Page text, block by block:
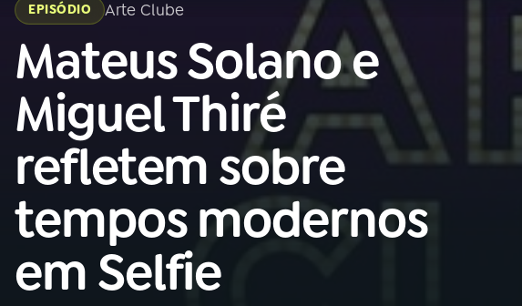
Buscar
na
Rádio
MEC
Buscar
AO VIVO
01 INÍCIO
02A RÁDIO
03 PROGRAMAÇÃO
Rádio
EPISÓDIO Arte Clube
Mateus Solano e
Miguel Thiré
refletem sobre
tempos modernos
em Selfie